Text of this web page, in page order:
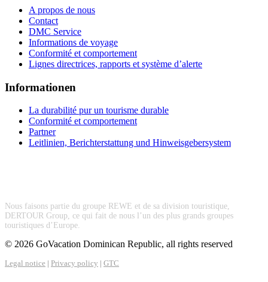
A propos de nous
Contact
DMC Service
Informations de voyage
Conformité et comportement
Lignes directrices, rapports et système d’alerte
Informationen
La durabilité pur un tourisme durable
Conformité et comportement
Partner
Leitlinien, Berichterstattung und Hinweisgebersystem
Nous faisons partie du groupe REWE et de sa division touristique,
DERTOUR Group, ce qui fait de nous l’un des plus grands groupes
touristiques d’Europe.
© 2026 GoVacation Dominican Republic, all rights reserved
Legal notice | Privacy policy | GTC